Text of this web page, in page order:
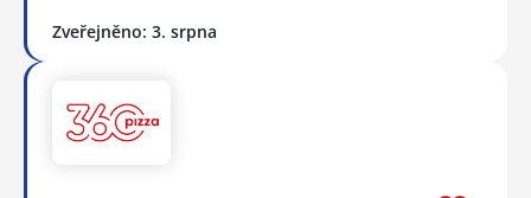
Zveřejněno: 3. srpna